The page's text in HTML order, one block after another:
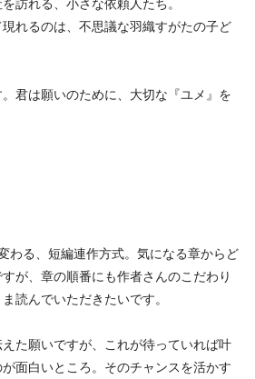
れるのは、不思議な羽織すがたの子ど
君は願いのために、大切な『ユメ』を
わる、短編連作方式。気になる章からど
が、章の順番にも作者さんのこだわり
読んでいただきたいです。
た願いですが、これが待っていれば叶
面白いところ。そのチャンスを活かす